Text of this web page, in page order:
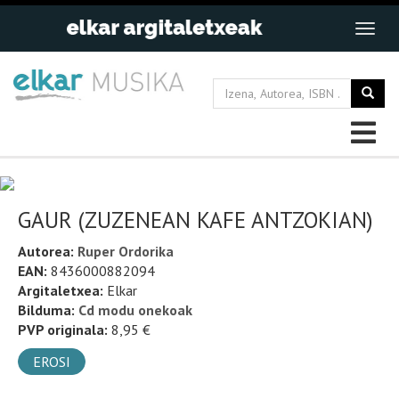
GAUR (ZUZENEAN KAFE ANTZOKIAN)
Autorea: Ruper Ordorika
EAN: 8436000882094
Argitaletxea: Elkar
Bilduma: Cd modu onekoak
PVP originala: 8,95 €
EROSI